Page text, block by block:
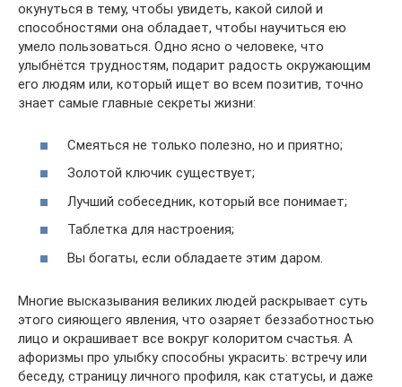
окунуться в тему, чтобы увидеть, какой силой и
способностями она обладает, чтобы научиться ею
умело пользоваться. Одно ясно о человеке, что
улыбнётся трудностям, подарит радость окружающим
его людям или, который ищет во всем позитив, точно
знает самые главные секреты жизни:
Смеяться не только полезно, но и приятно;
Золотой ключик существует;
Лучший собеседник, который все понимает;
Таблетка для настроения;
Вы богаты, если обладаете этим даром.
Многие высказывания великих людей раскрывает суть
этого сияющего явления, что озаряет беззаботностью
лицо и окрашивает все вокруг колоритом счастья. А
афоризмы про улыбку способны украсить: встречу или
беседу, страницу личного профиля, как статусы, и даже